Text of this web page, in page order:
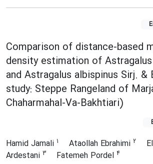
Comparison of distance-based
density estimation of
and Astragalus albispinus Sirj. &
study: Steppe Rangeland of
Chaharmahal-Va-Bakhtiari)
Hamid Jamali 1 Ataollah Ebrahimi 2
Ardestani 3 Fatemeh Pordel 4